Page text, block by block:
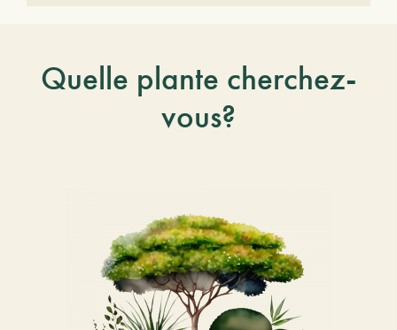
Quelle plante cherchez-
vous?